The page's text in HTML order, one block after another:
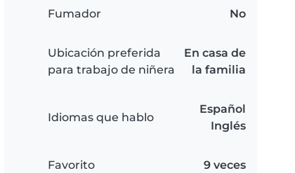
Fumador No
Ubicación preferida
para trabajo de niñera
En casa de
la familia
Idiomas que hablo
Español
Inglés
Favorito 9 veces